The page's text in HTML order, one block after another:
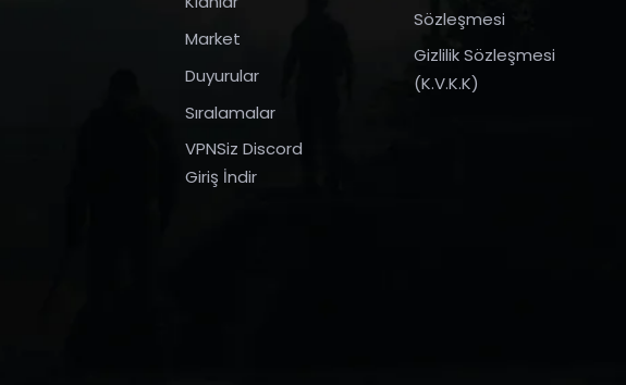
Market
Duyurular
Sıralamalar
VPNSiz Discord
Giriş İndir
Sözleşmesi
Gizlilik Sözleşmesi
(K.V.K.K)